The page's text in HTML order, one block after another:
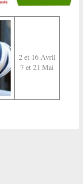
2 et 16 Avril
7 et 21 Mai